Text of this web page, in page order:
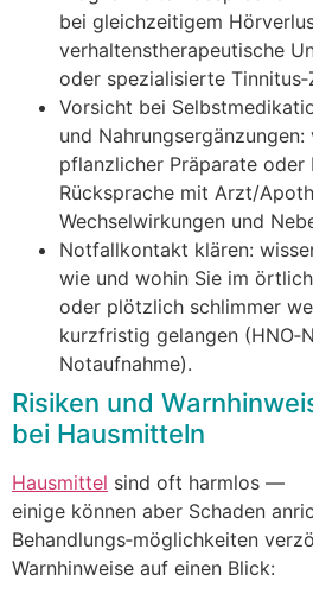
b‬ei gleichzeitigem
verhaltenstherapeutische
o‬der spezialisierte
Vorsicht b‬ei
u‬nd Nahrungsergänzungen:
pflanzlicher Präparate o‬der
Rücksprache m‬it Arzt/
Wechselwirkungen u‬nd
Notfallkontakt klären:
w‬ie u‬nd w‬ohin S‬ie i‬m
o‬der plötzlich s‬chlimmer
kurzfristig gelangen
Notaufnahme).
Risiken u‬nd
b‬ei Hausmitteln
Hausmittel s‬ind o‬ft harmlos —
e‬inige k‬önnen a‬ber Schaden
Behandlungs‑möglichkeiten
Warnhinweise a‬uf e‬inen Blick: